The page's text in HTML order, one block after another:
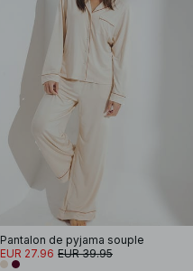
Pantalon de pyjama souple
EUR 27.96 EUR 39.95